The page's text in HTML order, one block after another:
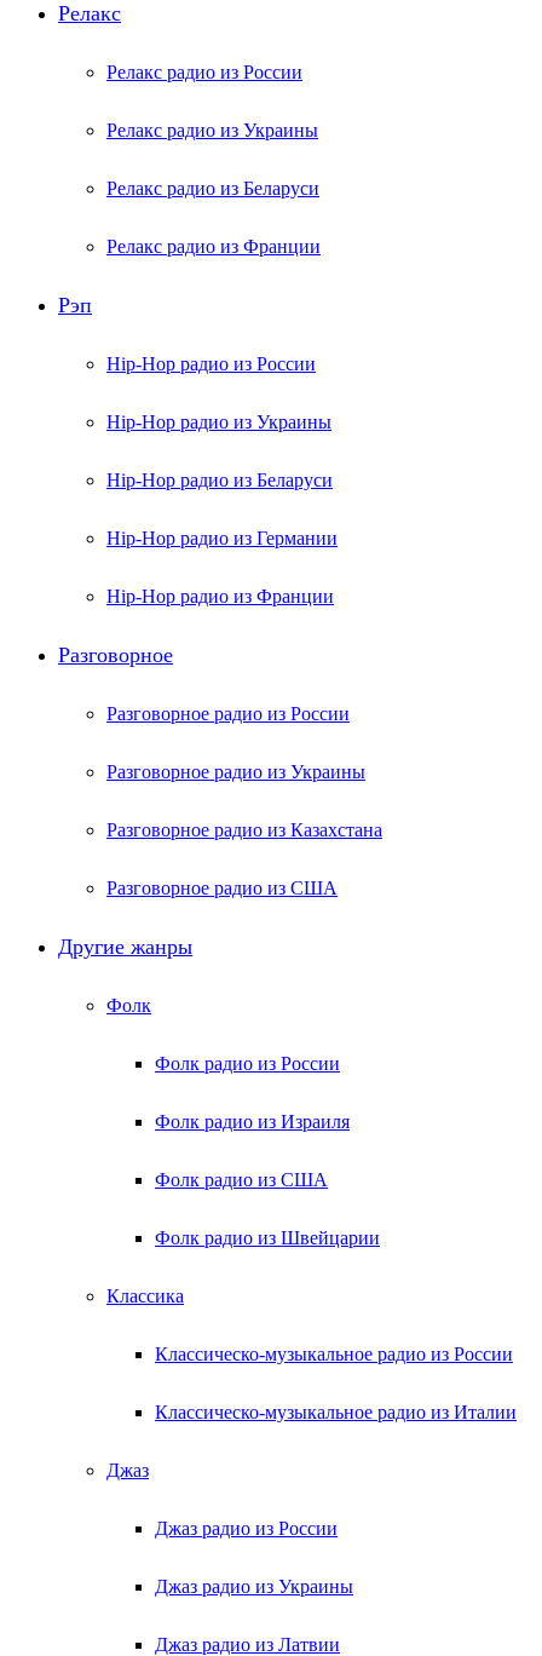
Релакс
Релакс радио из России
Релакс радио из Украины
Релакс радио из Беларуси
Релакс радио из Франции
Рэп
Hip-Hop радио из России
Hip-Hop радио из Украины
Hip-Hop радио из Беларуси
Hip-Hop радио из Германии
Hip-Hop радио из Франции
Разговорное
Разговорное радио из России
Разговорное радио из Украины
Разговорное радио из Казахстана
Разговорное радио из США
Другие жанры
Фолк
Фолк радио из России
Фолк радио из Израиля
Фолк радио из США
Фолк радио из Швейцарии
Классика
Классическо-музыкальное радио из России
Классическо-музыкальное радио из Италии
Джаз
Джаз радио из России
Джаз радио из Украины
Джаз радио из Латвии